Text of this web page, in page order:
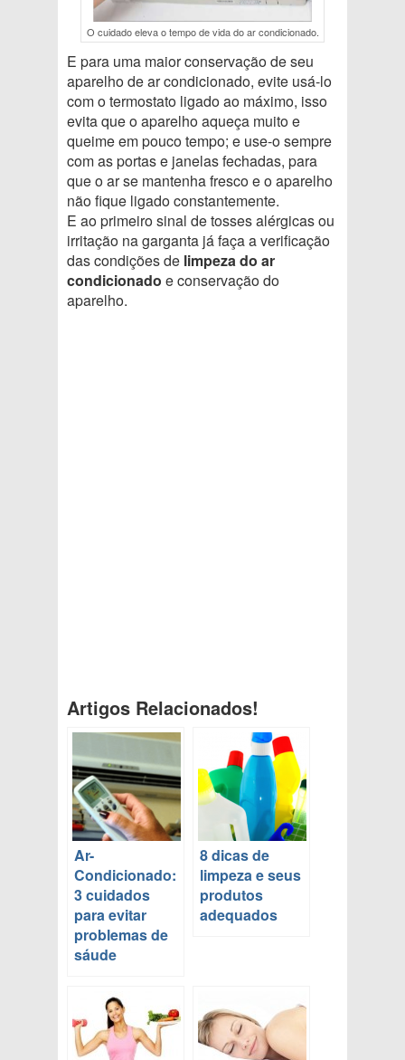
O cuidado eleva o tempo de vida do ar condicionado.
E para uma maior conservação de seu
aparelho de ar condicionado, evite usá-lo
com o termostato ligado ao máximo, isso
evita que o aparelho aqueça muito e
queime em pouco tempo; e use-o sempre
com as portas e janelas fechadas, para
que o ar se mantenha fresco e o aparelho
não fique ligado constantemente.
E ao primeiro sinal de tosses alérgicas ou
irritação na garganta já faça a verificação
das condições de limpeza do ar
condicionado e conservação do
aparelho.
Artigos Relacionados!
Ar-
Condicionado:
3 cuidados
para evitar
problemas de
sáude
8 dicas de
limpeza e seus
produtos
adequados